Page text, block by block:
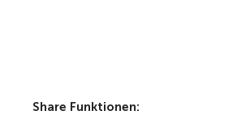
Share Funktionen: